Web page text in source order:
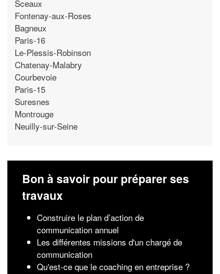
Sceaux
Fontenay-aux-Roses
Bagneux
Paris-16
Le-Plessis-Robinson
Chatenay-Malabry
Courbevoie
Paris-15
Suresnes
Montrouge
Neuilly-sur-Seine
Bon à savoir pour préparer ses
travaux
Construire le plan d’action de
communication annuel
Les différentes missions d'un chargé de
communication
Qu'est-ce que le coaching en entreprise ?